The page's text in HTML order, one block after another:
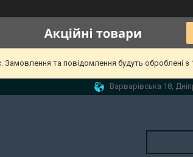
Замовлення та повідомлення будуть оброблені
Варварівська 18,